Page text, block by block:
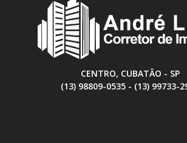
CENTRO, CUBATÃO - SP
(13) 98809-0535 - (13) 99733-